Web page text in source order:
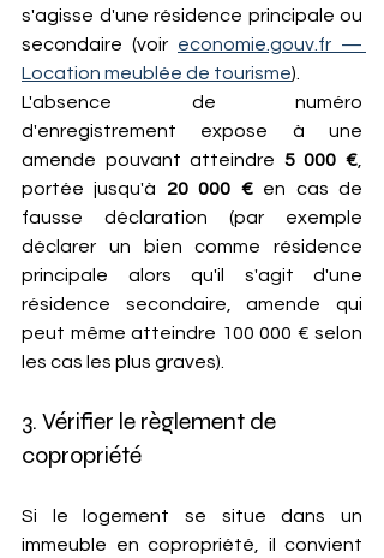
s'agisse d'une résidence principale ou
secondaire (voir economie.gouv.fr —
Location meublée de tourisme).
L'absence de numéro
d'enregistrement expose à une
amende pouvant atteindre 5 000 €
portée jusqu'à 20 000 € en cas de
fausse déclaration (par exemple
déclarer un bien comme résidence
principale alors qu'il s'agit d'une
résidence secondaire, amende qui
peut même atteindre 100 000 € selon
les cas les plus graves).
3. Vérifier le règlement de
copropriété
Si le logement se situe dans un
immeuble en copropriété, il convient